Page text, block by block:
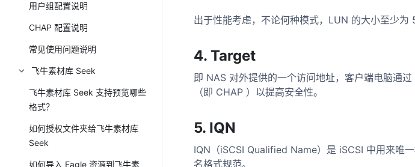
用户组配置说明
CHAP 配置说明
常见使用问题说明
飞牛素材库 Seek
飞牛素材库 Seek 支持预览哪些
格式？
如何授权文件夹给飞牛素材库
Seek
如何导入 Eagle 资源到飞牛素
出于性能考虑，不论何种模式，LUN 的大小至少为 5
4. Target
即 NAS 对外提供的一个访问地址，客户端电脑通
（即 CHAP ）以提高安全性。
5. IQN
IQN（iSCSI Qualified Name）是 iSCSI 中用来唯
名格式规范。